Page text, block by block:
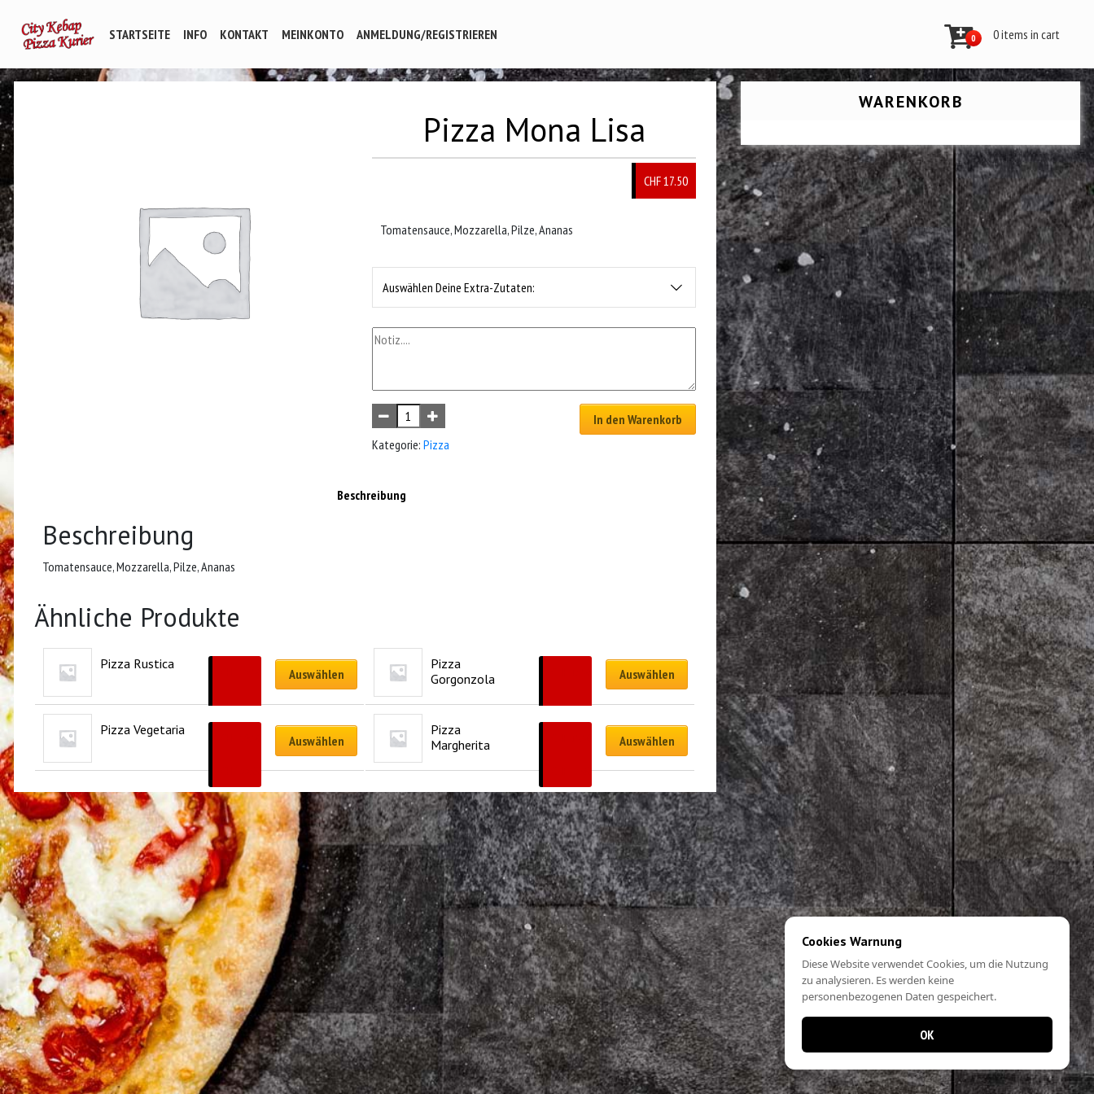
STARTSEITE INFO KONTAKT MEINKONTO ANMELDUNG/REGISTRIEREN 0 0 items in cart
Pizza Mona Lisa
CHF 17.50
Tomatensauce, Mozzarella, Pilze, Ananas
Auswählen Deine Extra-Zutaten:
In den Warenkorb
Kategorie: Pizza
Beschreibung
Beschreibung
Tomatensauce, Mozzarella, Pilze, Ananas
Ähnliche Produkte
Pizza Rustica
CHF32.00
Auswählen
Pizza
Gorgonzola
CHF31.00
Auswählen
Pizza Vegetaria
33.00
Auswählen
Pizza
Margherita
Auswählen
WARENKORB
Cookies Warnung
Diese Website verwendet Cookies, um die Nutzung
zu analysieren. Es werden keine
personenbezogenen Daten gespeichert.
OK